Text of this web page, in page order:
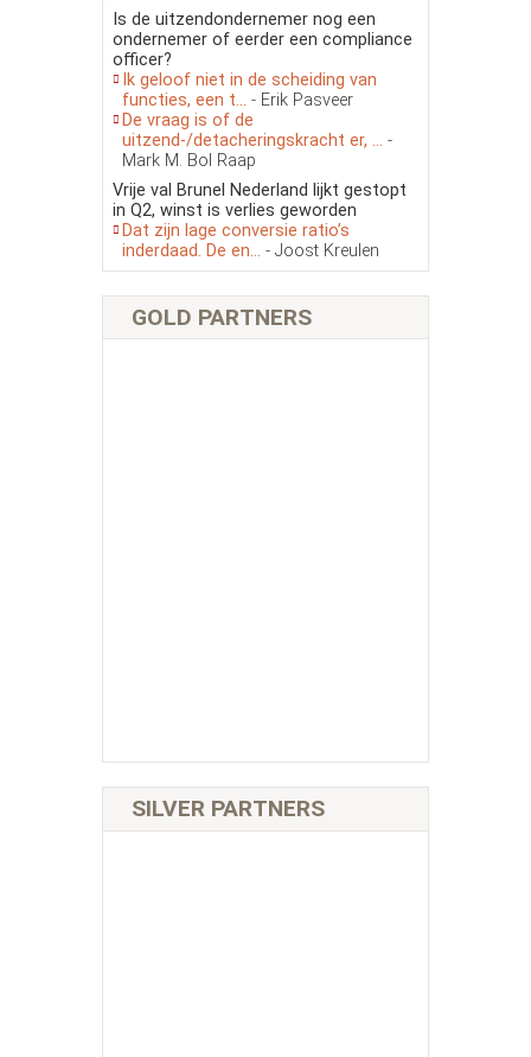
Is de uitzendondernemer nog een
ondernemer of eerder een compliance
officer?
Ik geloof niet in de scheiding van
functies, een t... - Erik Pasveer
De vraag is of de
uitzend-/detacheringskracht er, ... -
Mark M. Bol Raap
Vrije val Brunel Nederland lijkt gestopt
in Q2, winst is verlies geworden
Dat zijn lage conversie ratio’s
inderdaad. De en... - Joost Kreulen
GOLD PARTNERS
SILVER PARTNERS